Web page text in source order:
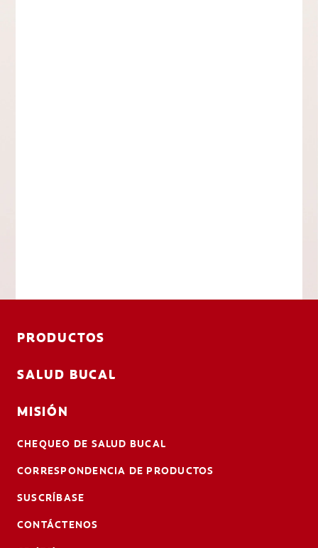
PRODUCTOS
SALUD BUCAL
MISIÓN
CHEQUEO DE SALUD BUCAL
CORRESPONDENCIA DE PRODUCTOS
SUSCRÍBASE
CONTÁCTENOS